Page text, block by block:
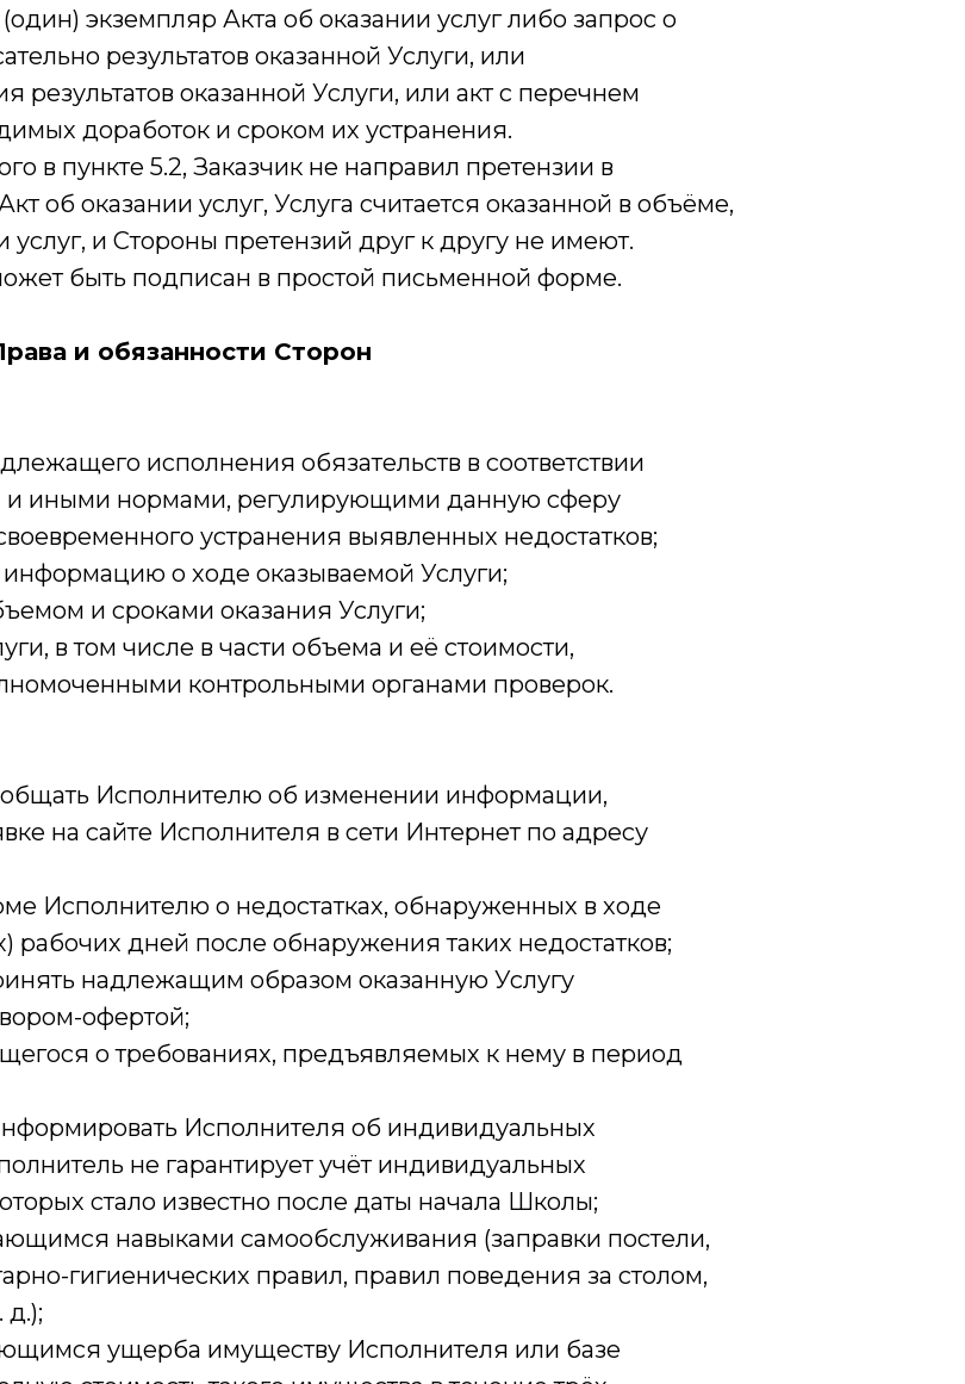
экземпляр Акта об оказании услуг либо запрос о
результатов оказанной Услуги, или
результатов оказанной Услуги, или акт с перечнем
доработок и сроком их устранения.
в пункте 5.2, Заказчик не направил претензии в
об оказании услуг, Услуга считается оказанной в объёме,
и Стороны претензий друг к другу не имеют.
быть подписан в простой письменной форме.
и обязанности Сторон
исполнения обязательств в соответствии
и иными нормами, регулирующими данную сферу
устранения выявленных недостатков;
о ходе оказываемой Услуги;
и сроками оказания Услуги;
в том числе в части объема и её стоимости,
контрольными органами проверок.
Исполнителю об изменении информации,
на сайте Исполнителя в сети Интернет по адресу
Исполнителю о недостатках, обнаруженных в ходе
рабочих дней после обнаружения таких недостатков;
надлежащим образом оказанную Услугу
офертой;
о требованиях, предъявляемых к нему в период
Исполнителя об индивидуальных
не гарантирует учёт индивидуальных
стало известно после даты начала Школы;
навыками самообслуживания (заправки постели,
гигиенических правил, правил поведения за столом,
ущерба имуществу Исполнителя или базе